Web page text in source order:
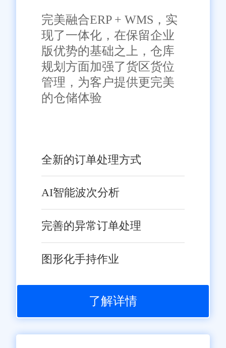
准确及时的订单处理和物流
跟踪信息能够显著提升客户的购
物体验。旺店通在线订单系统通
过提供透明的物流信息和个性化
的客户服务，增强了客户的信任
流选择，企业可以有效降低运营
智能化的订单分配和拣选策略，
力成本。
五、总结与展望
濮阳旺店通在线订单系统凭
完美融合ERP + WMS，实
现了一体化，在保留企业
版优势的基础之上，仓库
规划方面加强了货区货位
管理，为客户提供更完美
的仓储体验
全新的订单处理方式
AI智能波次分析
完善的异常订单处理
图形化手持作业
了解详情